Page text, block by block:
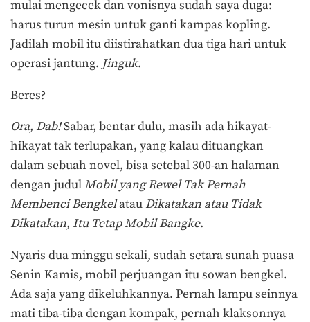
mulai mengecek dan vonisnya sudah saya duga:
harus turun mesin untuk ganti kampas kopling.
Jadilah mobil itu diistirahatkan dua tiga hari untuk
operasi jantung. Jinguk.
Beres?
Ora, Dab!Sabar, bentar dulu, masih ada hikayat-
hikayat tak terlupakan, yang kalau dituangkan
dalam sebuah novel, bisa setebal 300-an halaman
dengan judulMobil yang Rewel Tak Pernah
Membenci Bengkelatau Dikatakan atau Tidak
Dikatakan, Itu Tetap Mobil Bangke.
Nyaris dua minggu sekali, sudah setara sunah puasa
Senin Kamis, mobil perjuangan itu sowan bengkel.
Ada saja yang dikeluhkannya. Pernah lampu seinnya
mati tiba-tiba dengan kompak, pernah klaksonnya